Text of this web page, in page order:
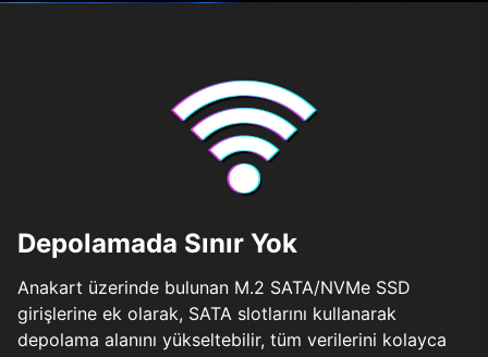
Depolamada Sınır Yok
Anakart üzerinde bulunan M.2 SATA/NVMe SSD
girişlerine ek olarak, SATA slotlarını kullanarak
depolama alanını yükseltebilir, tüm verilerini kolayca